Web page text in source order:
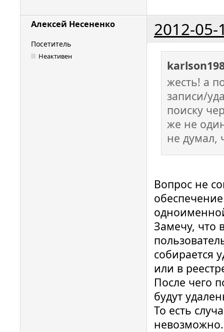
Алексей Несененко 2012-05-
Посетитель
Неактивен
жесть! а
записи/
поиску
же не
не думал,
Вопрос не
Замечу, что
собирается
или в
После чего
будут
То есть
невозможно.